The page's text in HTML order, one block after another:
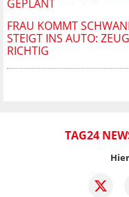
EPLANT
FRAU KOMMT
STEIGT INS AUTO:
RICHTIG
TAG24